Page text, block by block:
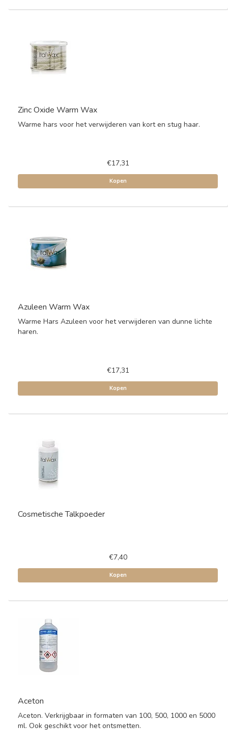
Zinc Oxide Warm Wax
Warme hars voor het verwijderen van kort en stug haar.
€17,31
Kopen
Azuleen Warm Wax
Warme Hars Azuleen voor het verwijderen van dunne lichte
haren.
€17,31
Kopen
Cosmetische Talkpoeder
€7,40
Kopen
Aceton
Aceton. Verkrijgbaar in formaten van 100, 500, 1000 en 5000
ml. Ook geschikt voor het ontsmetten.